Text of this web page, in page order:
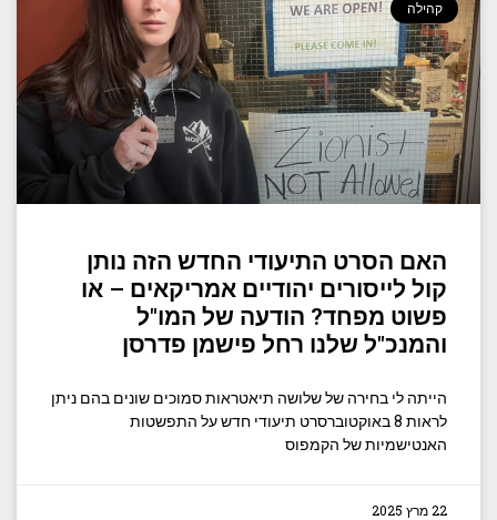
קהילה
האם הסרט התיעודי החדש הזה נותן
קול לייסורים יהודיים אמריקאים – או
פשוט מפחד? הודעה של המו"ל
והמנכ"ל שלנו רחל פישמן פדרסן
הייתה לי בחירה של שלושה תיאטראות סמוכים שונים בהם ניתן
לראות 8 באוקטוברסרט תיעודי חדש על התפשטות
האנטישמיות של הקמפוס
22 מרץ 2025